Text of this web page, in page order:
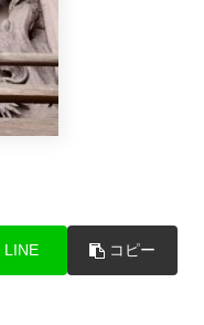
LINE コピー